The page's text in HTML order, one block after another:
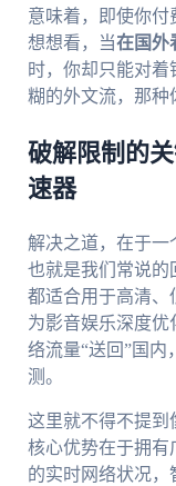
意味着，即使你付
想想看，当在国外
时，你却只能对
糊的外文流，那种
破解限制的
速器
解决之道，在于一
也就是我们常说的
都适合用于高清、
为影音娱乐深度优
络流量“送回”国内
测。
这里就不得不提到
核心优势在于拥有
的实时网络状况，